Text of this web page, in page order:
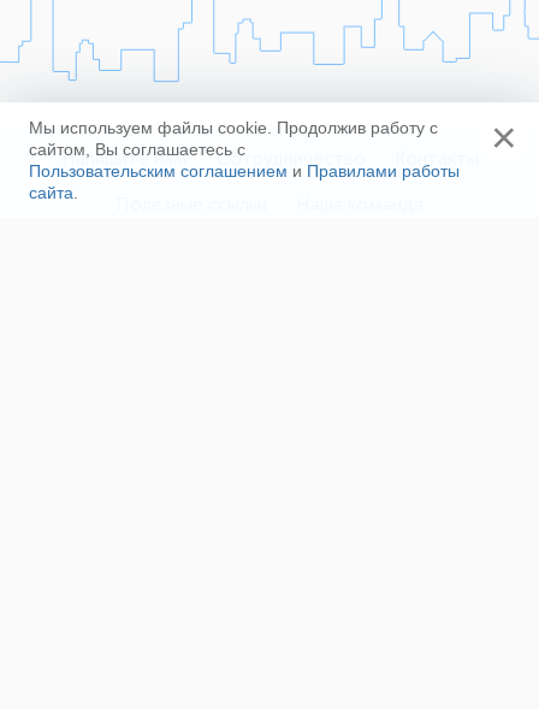
Напишите нам Сотрудничество
Мы используем файлы cookie. Продолжив работу с
сайтом, Вы соглашаетесь с
Пользовательским соглашением и Правилами работы
сайта
×